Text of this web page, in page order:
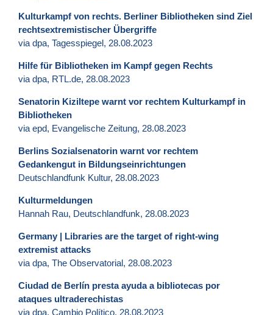
Kulturkampf von rechts. Berliner Bibliotheken sind Ziel
rechtsextremistischer Übergriffe
via dpa, Tagesspiegel, 28.08.2023
Hilfe für Bibliotheken im Kampf gegen Rechts
via dpa, RTL.de, 28.08.2023
Senatorin Kiziltepe warnt vor rechtem Kulturkampf in
Bibliotheken
via epd, Evangelische Zeitung, 28.08.2023
Berlins Sozialsenatorin warnt vor rechtem
Gedankengut in Bildungseinrichtungen
Deutschlandfunk Kultur, 28.08.2023
Kulturmeldungen
Hannah Rau, Deutschlandfunk, 28.08.2023
Germany | Libraries are the target of right-wing
extremist attacks
via dpa, The Observatorial, 28.08.2023
Ciudad de Berlín presta ayuda a bibliotecas por
ataques ultraderechistas
via dpa, Cambio Político, 28.08.2023